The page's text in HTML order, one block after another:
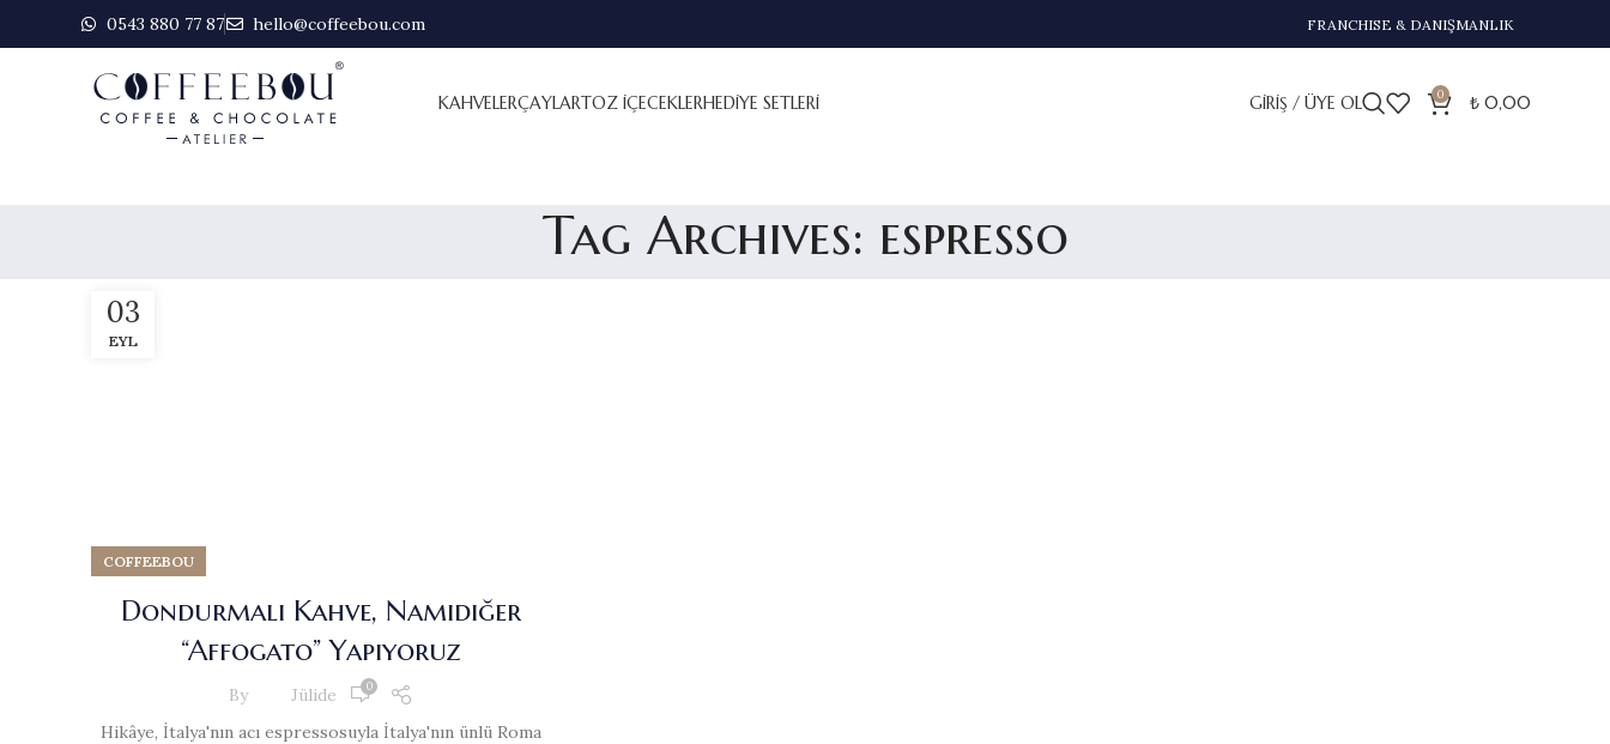
0543 880 77 87 hello@coffeebou.com FRANCHISE & DANIŞMANLIK
KAHVELERÇAYLARTOZ İÇECEKLERHEDİYE SETLERİ GIRIŞ / ÜYE OL 0 ₺ 0,00
Tag Archives: espresso
03
EYL
COFFEEBOU
Dondurmalı Kahve, Namıdiğer
“Affogato” Yapıyoruz
By Jülide 0
Hikâye, İtalya'nın acı espressosuyla İtalya'nın ünlü Roma